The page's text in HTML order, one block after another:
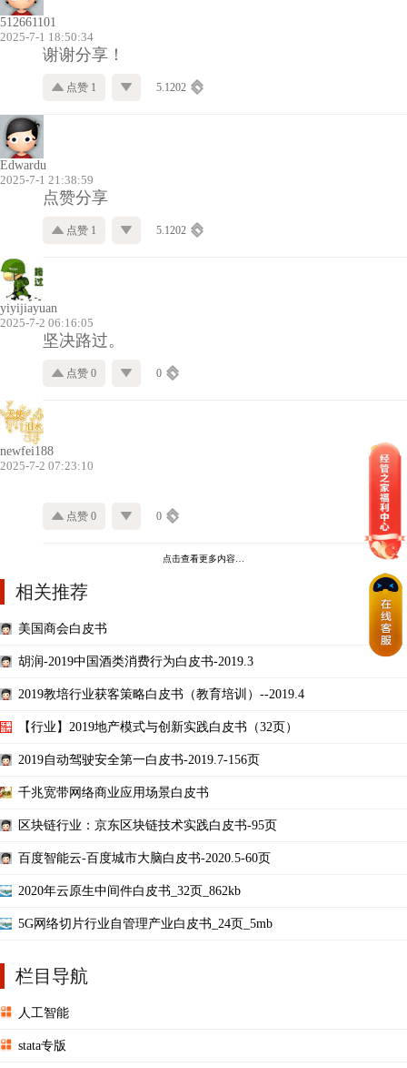
512661101
2025-7-1 18:50:34
谢谢分享！
点赞 1 5.1202
Edwardu
2025-7-1 21:38:59
点赞分享
点赞 1 5.1202
yiyijiayuan
2025-7-2 06:16:05
坚决路过。
点赞 0 0
newfei188
2025-7-2 07:23:10
点赞 0 0
点击查看更多内容…
相关推荐
美国商会白皮书
胡润-2019中国酒类消费行为白皮书-2019.3
2019教培行业获客策略白皮书（教育培训）--2019.4
【行业】2019地产模式与创新实践白皮书（32页）
2019自动驾驶安全第一白皮书-2019.7-156页
千兆宽带网络商业应用场景白皮书
区块链行业：京东区块链技术实践白皮书-95页
百度智能云-百度城市大脑白皮书-2020.5-60页
2020年云原生中间件白皮书_32页_862kb
5G网络切片行业自管理产业白皮书_24页_5mb
栏目导航
人工智能
stata专版